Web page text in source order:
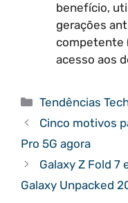
benefício,
gerações
competente
acesso aos
Categorias
Tendências
Cinco motivos
Pro 5G agora
Galaxy Z Fold 7
Galaxy Unpacked